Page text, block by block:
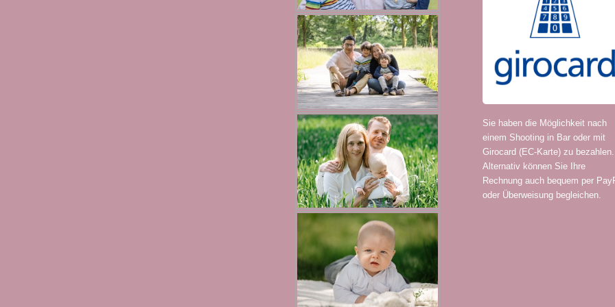
Sie haben die Möglichkeit nach
einem Shooting in Bar oder mit
Girocard (EC-Karte) zu bezahlen.
Alternativ können Sie Ihre
Rechnung auch bequem per
oder Überweisung begleichen.